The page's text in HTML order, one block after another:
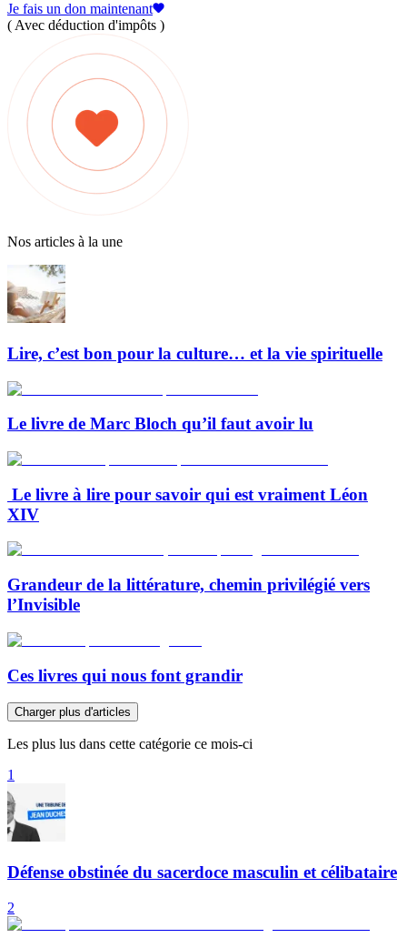
Je fais un don maintenant
( Avec déduction d'impôts )
Nos articles à la une
Lire, c’est bon pour la culture… et la vie spirituelle
Le livre de Marc Bloch qu’il faut avoir lu
Le livre à lire pour savoir qui est vraiment Léon
XIV
Grandeur de la littérature, chemin privilégié vers
l’Invisible
Ces livres qui nous font grandir
Charger plus d'articles
Les plus lus dans cette catégorie ce mois-ci
1
Défense obstinée du sacerdoce masculin et célibataire
2